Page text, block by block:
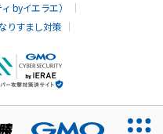
byイエラエ）
りすまし対策